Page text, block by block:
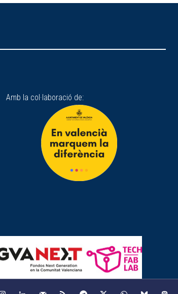
Amb la col·laboració de: